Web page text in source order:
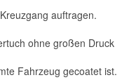
auftragen.
ohne großen Druck
Fahrzeug gecoatet ist.